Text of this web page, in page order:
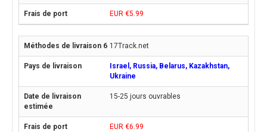
EUR €5.99
17Track.net
Israel, Russia, Belarus, Kazakhstan,
Ukraine
15-25 jours ouvrables
EUR €6.99